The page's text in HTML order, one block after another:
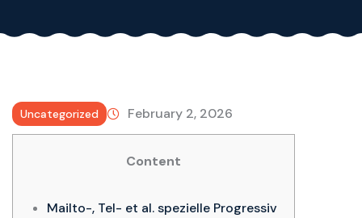
Uncategorized February 2, 2026
Content
Mailto-, Tel- et al. spezielle Progressiv